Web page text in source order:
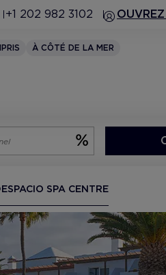
+1 202 982 3102
À CÔTÉ DE LA MER
SPA CENTRE